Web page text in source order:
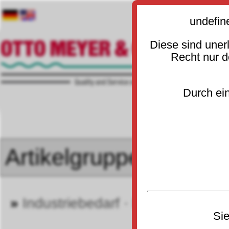
» Industriebedarf · Betrieb
Diese sind
Recht nur
Durch